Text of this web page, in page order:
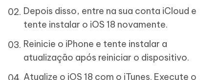
Depois disso, entre na sua conta iCloud e
tente instalar o iOS 18 novamente.
Reinicie o iPhone e tente instalar a
atualização após reiniciar o dispositivo.
Atualize o iOS 18 com o iTunes. Execute o